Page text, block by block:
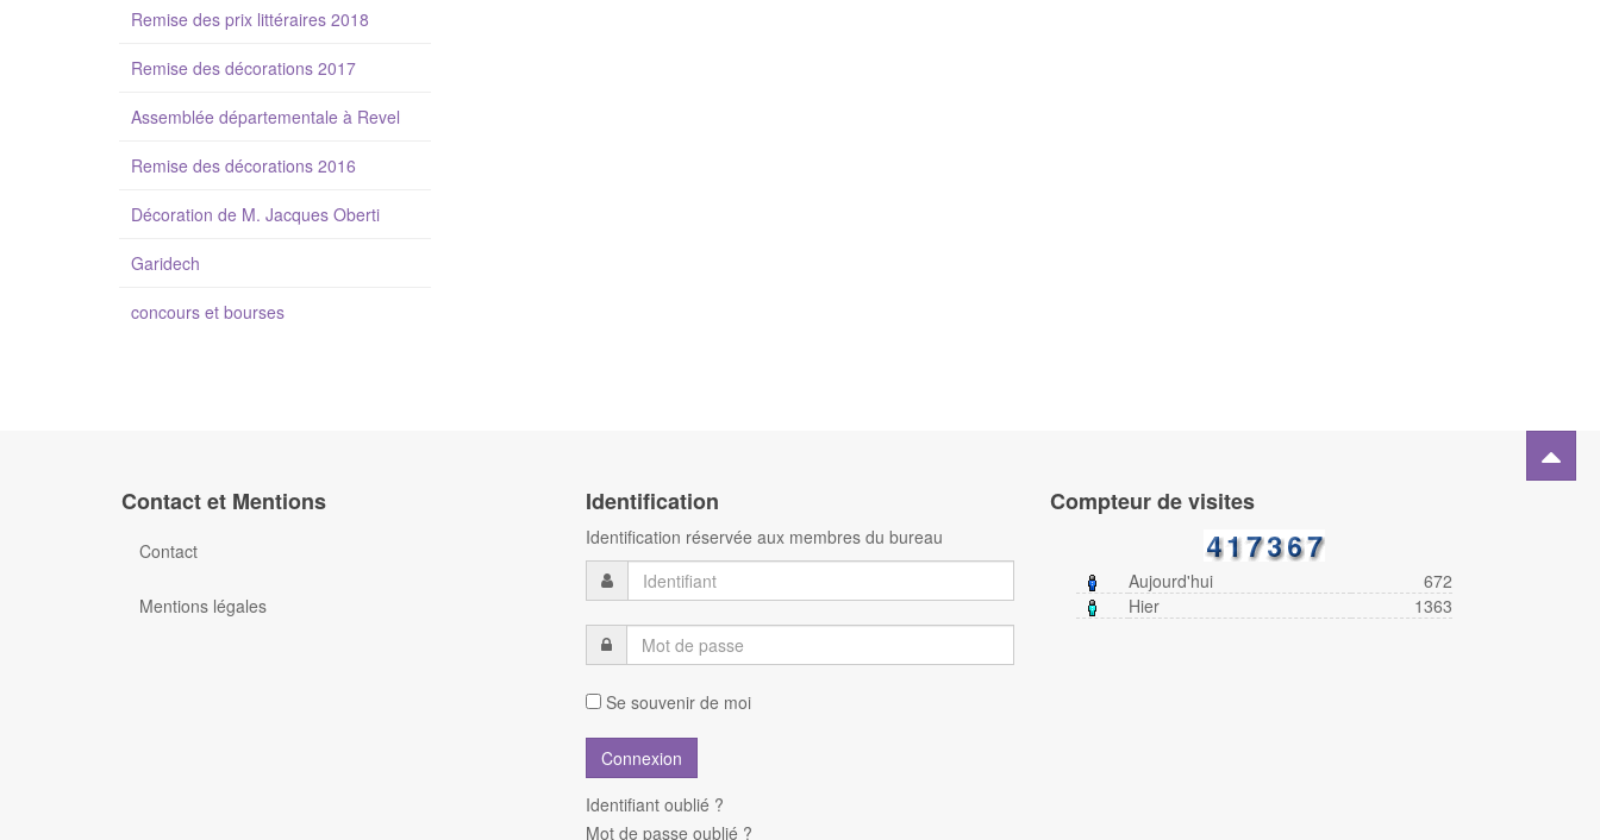
Remise des prix littéraires 2018
Remise des décorations 2017
Assemblée départementale à Revel
Remise des décorations 2016
Décoration de M. Jacques Oberti
Garidech
concours et bourses
Contact et Mentions
Contact
Mentions légales
Identification
Identification réservée aux membres du bureau
Se souvenir de moi
Identifiant oublié ?
Mot de passe oublié ?
Compteur de visites
Aujourd'hui
672
Hier
1363